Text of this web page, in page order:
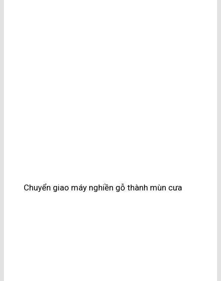
Chuyển giao máy nghiền gỗ thành mùn cưa